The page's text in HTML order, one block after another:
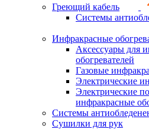
Греющий кабель
Системы
Инфракрасные
Аксессуары для
обогревателей
Газовые
Электрические
Электрические
инфракрасные
Системы
Сушилки для рук